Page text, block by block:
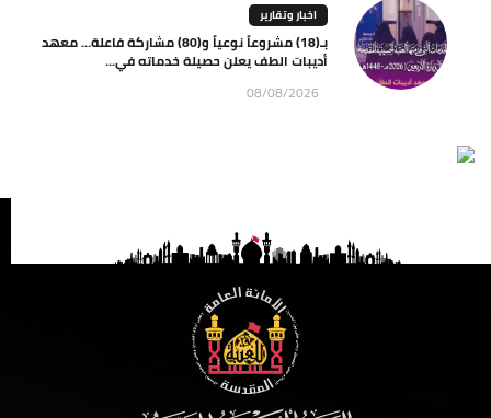
اخبار وتقارير
بـ(18) مشروعاً نوعياً و(80) مشاركة فاعلة… معهد
أديبات الطف يعلن حصيلة خدماته في...
08/08/2026